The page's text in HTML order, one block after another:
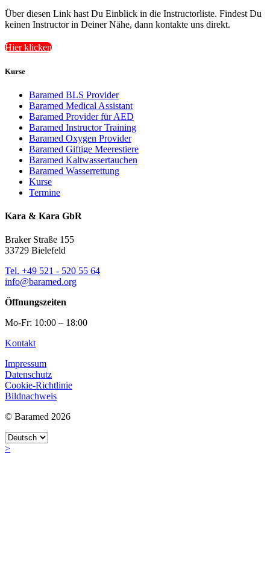
Über diesen Link hast Du Einblick in die Instructorliste. Findest Du
keinen Instructor in Deiner Nähe, dann kontakte uns direkt.
Hier klicken
Kurse
Baramed BLS Provider
Baramed Medical Assistant
Baramed Provider für AED
Baramed Instructor Training
Baramed Oxygen Provider
Baramed Giftige Meerestiere
Baramed Kaltwassertauchen
Baramed Wasserrettung
Kurse
Termine
Kara & Kara GbR
Braker Straße 155
33729 Bielefeld
Tel. +49 521 - 520 55 64
info@baramed.org
Öffnungszeiten
Mo-Fr: 10:00 – 18:00
Kontakt
Impressum
Datenschutz
Cookie-Richtlinie
Bildnachweis
© Baramed 2026
>